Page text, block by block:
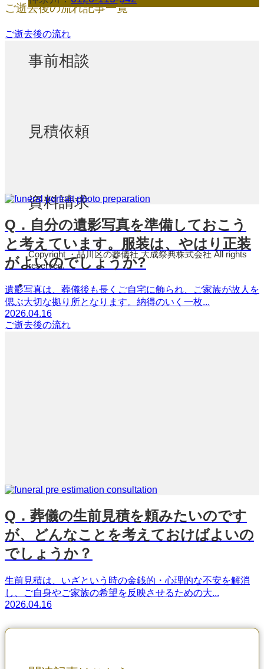
事前相談
見積依頼
資料請求
Copyright ・品川区の葬儀社 大成祭典株式会社 All rights
reserved.
ご逝去後の流れ記事一覧
ご逝去後の流れ
Q．自分の遺影写真を準備しておこう
と考えています。服装は、やはり正装
がよいのでしょうか?
遺影写真は、葬儀後も長くご自宅に飾られ、ご家族が故人を
偲ぶ大切な拠り所となります。納得のいく一枚...
2026.04.16
ご逝去後の流れ
Q．葬儀の生前見積を頼みたいのです
が、どんなことを考えておけばよいの
でしょうか？
生前見積は、いざという時の金銭的・心理的な不安を解消
し、ご自身やご家族の希望を反映させるための大...
2026.04.16